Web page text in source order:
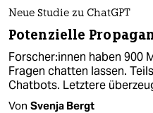
Neue Studie zu ChatGPT
Potenzielle
For­sche­r:in­nen haben 900
Fragen chatten lassen.
Chatbots. Letztere
Von Svenja Bergt